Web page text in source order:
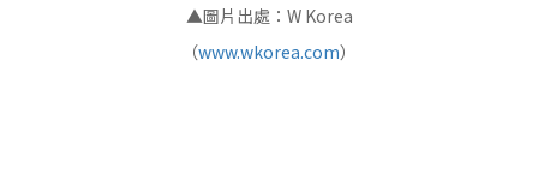
▲圖片出處：W Korea
（www.wkorea.com）